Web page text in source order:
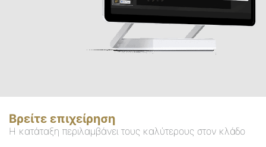
Βρείτε επιχείρηση
Η κατάταξη περιλαμβάνει τους καλύτερους στον κλάδο